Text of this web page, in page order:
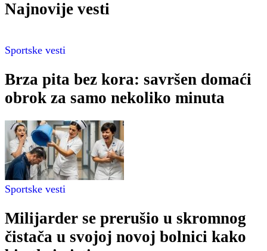
Najnovije vesti
Sportske vesti
Brza pita bez kora: savršen domaći
obrok za samo nekoliko minuta
Sportske vesti
Milijarder se prerušio u skromnog
čistača u svojoj novoj bolnici kako